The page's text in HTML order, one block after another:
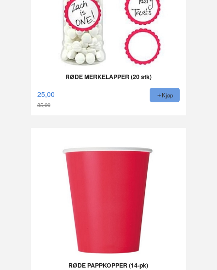
RØDE MERKELAPPER (20 stk)
25,00
35,00
Kjøp
RØDE PAPPKOPPER (14-pk)